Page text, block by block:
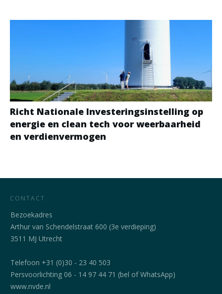
Richt Nationale Investeringsinstelling op
energie en clean tech voor weerbaarheid
en verdienvermogen
CONTACT
Bezoekadres
Arthur van Schendelstraat 600 (3e verdieping)
3511 MJ Utrecht
Telefoon +31 (0)30 - 23 40 503
Persvoorlichting 06 - 14 97 44 71 (bel of WhatsApp)
www.nvde.nl